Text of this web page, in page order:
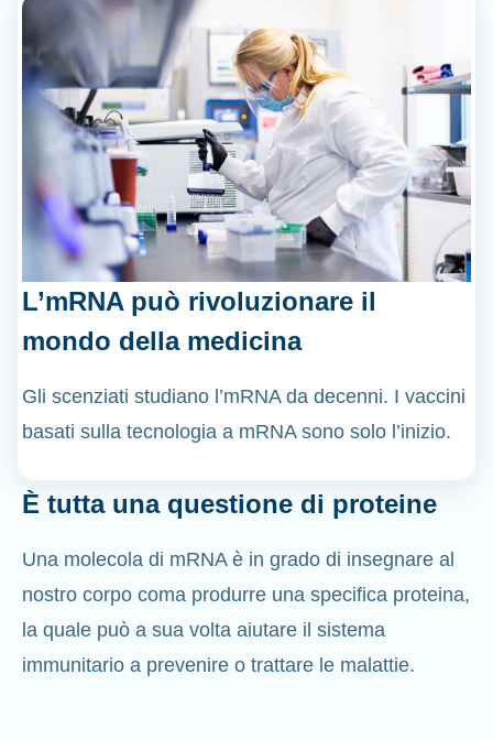
L’mRNA può rivoluzionare il
mondo della medicina
Gli scenziati studiano l’mRNA da decenni. I vaccini
basati sulla tecnologia a mRNA sono solo l’inizio.
È tutta una questione di proteine
Una molecola di mRNA è in grado di insegnare al
nostro corpo coma produrre una specifica proteina,
la quale può a sua volta aiutare il sistema
immunitario a prevenire o trattare le malattie.